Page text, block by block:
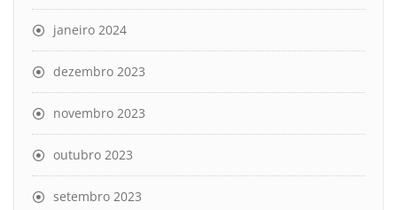
janeiro 2024
dezembro 2023
novembro 2023
outubro 2023
setembro 2023